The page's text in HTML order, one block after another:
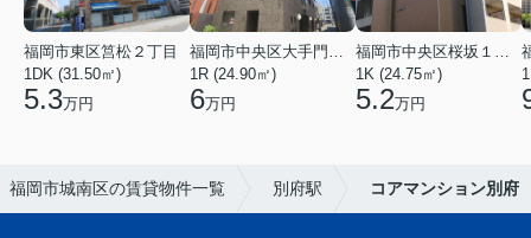
福岡市東区筥松２丁目
1DK (31.50㎡)
5.3万円
1R (24.90㎡)
6万円
1K (24.75㎡)
5.2万円
福岡市城南区の賃貸物件一覧 別府駅 コアマンション別府